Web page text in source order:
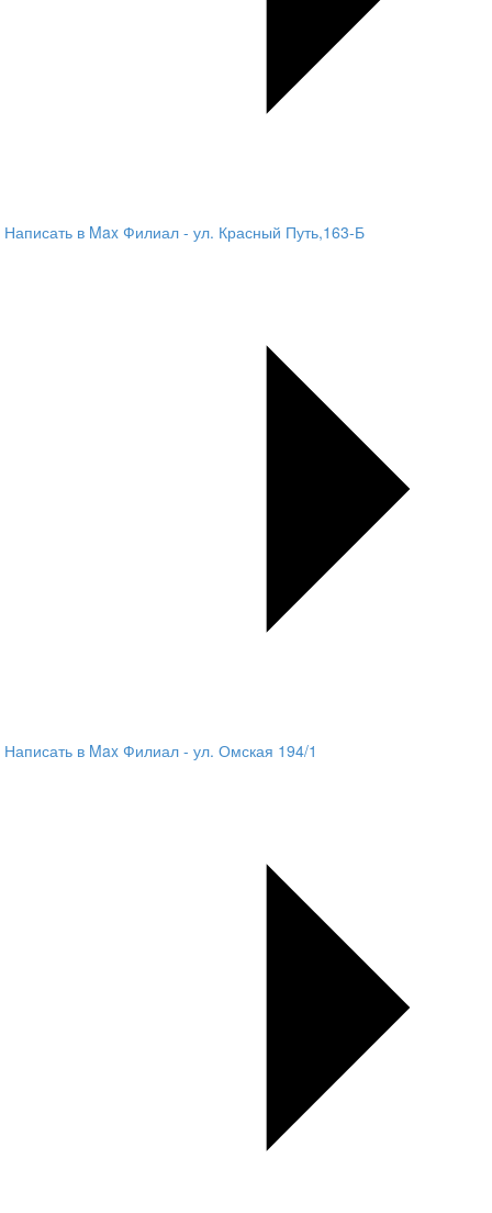
Написать в Max Филиал - ул. Красный Путь,163-Б
Написать в Max Филиал - ул. Омская 194/1